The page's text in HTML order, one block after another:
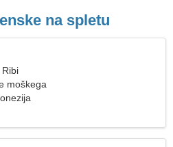
na spletu
moškega